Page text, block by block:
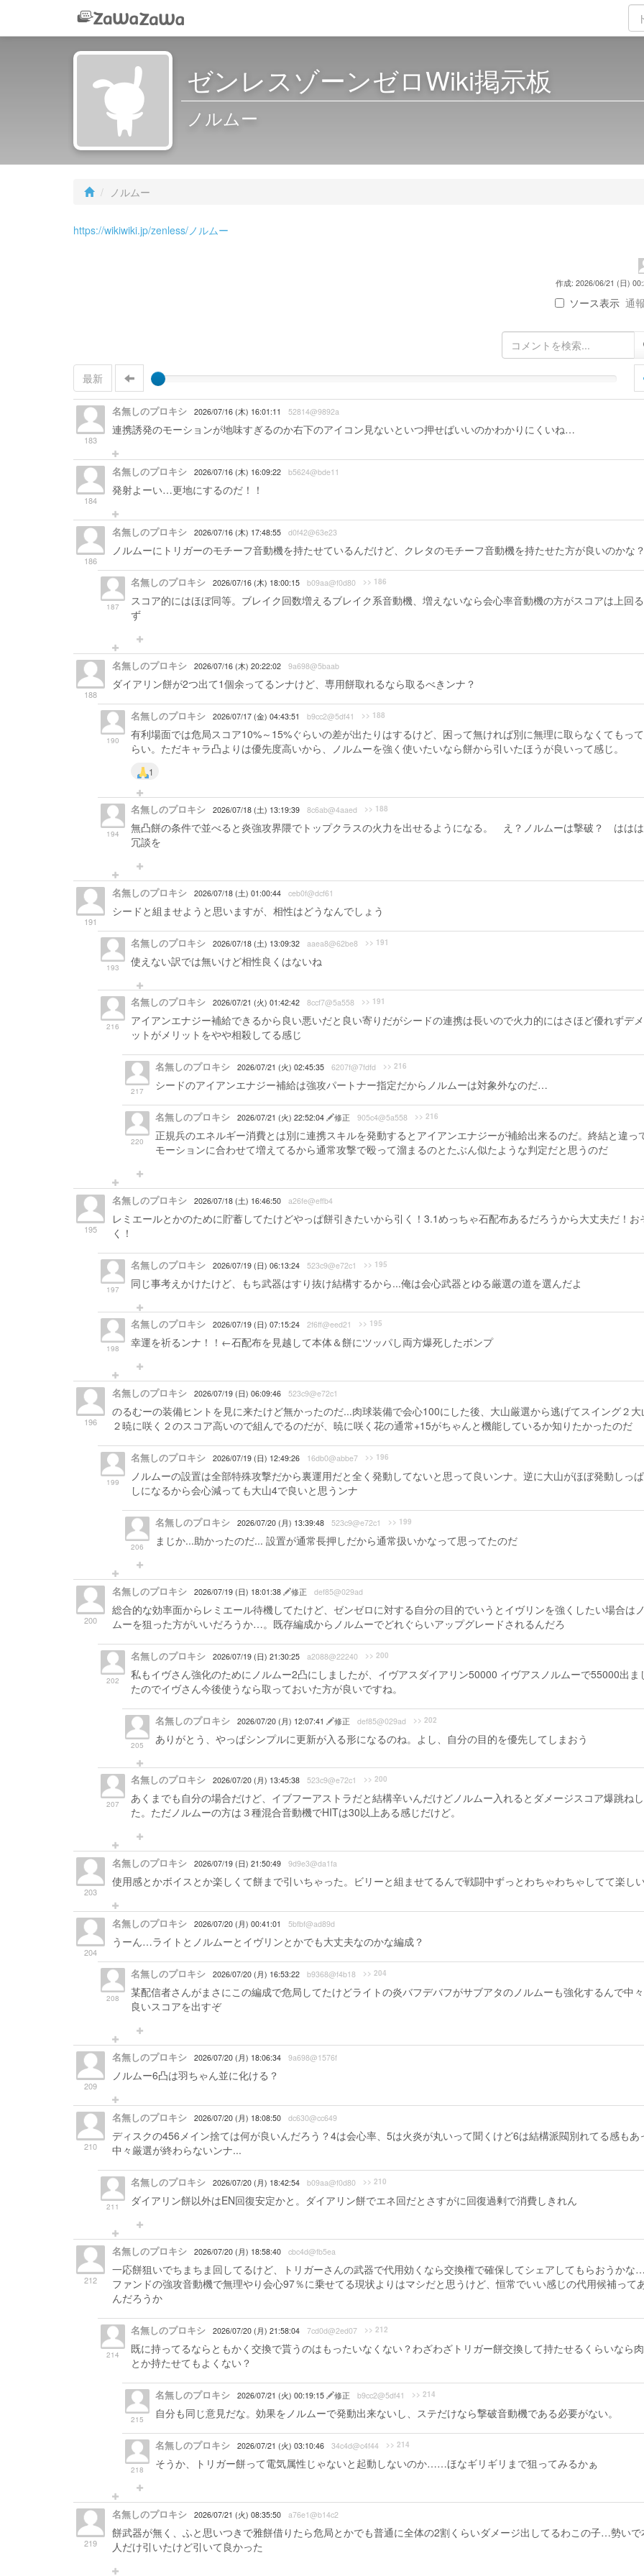
ゼンレスゾーンゼロWiki掲示板
ノルムー
ノルムー
https://wikiwiki.jp/zenless/ノルムー
作成: 2026/06/21 (日)
ソース表示 通
最新
183
名無しのプロキシ 2026/07/16 (木) 16:01:11 52814@9892a
連携誘発のモーションが地味すぎるのか右下のアイコン見ないといつ押せばいいのかわかりにくいね…
184
名無しのプロキシ 2026/07/16 (木) 16:09:22 b5624@bde11
発射よーい…更地にするのだ！！
186
名無しのプロキシ 2026/07/16 (木) 17:48:55 d0f42@63e23
ノルムーにトリガーのモチーフ音動機を持たせているんだけど、クレタのモチーフ音動機を持たせた方が良いのかな
187
名無しのプロキシ 2026/07/16 (木) 18:00:15 b09aa@f0d80 >> 186
スコア的にはほぼ同等。ブレイク回数増えるブレイク系音動機、増えないなら会心率音動機の方がスコアは上回
ず
188
名無しのプロキシ 2026/07/16 (木) 20:22:02 9a698@5baab
ダイアリン餅が2つ出て1個余ってるンナけど、専用餅取れるなら取るべきンナ？
190
名無しのプロキシ 2026/07/17 (金) 04:43:51 b9cc2@5df41 >> 188
有利場面では危局スコア10%～15%ぐらいの差が出たりはするけど、困って無ければ別に無理に取らなくてもっ
らい。ただキャラ凸よりは優先度高いから、ノルムーを強く使いたいなら餅から引いたほうが良いって感じ。
1
194
名無しのプロキシ 2026/07/18 (土) 13:19:39 8c6ab@4aaed >> 188
無凸餅の条件で並べると炎強攻界隈でトップクラスの火力を出せるようになる。 え？ノルムーは撃破？ はは
冗談を
191
名無しのプロキシ 2026/07/18 (土) 01:00:44 ceb0f@dcf61
シードと組ませようと思いますが、相性はどうなんでしょう
193
名無しのプロキシ 2026/07/18 (土) 13:09:32 aaea8@62be8 >> 191
使えない訳では無いけど相性良くはないね
216
名無しのプロキシ 2026/07/21 (火) 01:42:42 8ccf7@5a558 >> 191
アイアンエナジー補給できるから良い悪いだと良い寄りだがシードの連携は長いので火力的にはさほど優れずデ
ットがメリットをやや相殺してる感じ
217
名無しのプロキシ 2026/07/21 (火) 02:45:35 6207f@7fdfd >> 216
シードのアイアンエナジー補給は強攻パートナー指定だからノルムーは対象外なのだ…
220
名無しのプロキシ 2026/07/21 (火) 22:52:04 修正 905c4@5a558 >> 216
正規兵のエネルギー消費とは別に連携スキルを発動するとアイアンエナジーが補給出来るのだ。終結と違っ
モーションに合わせて増えてるから通常攻撃で殴って溜まるのとたぶん似たような判定だと思うのだ
195
名無しのプロキシ 2026/07/18 (土) 16:46:50 a26fe@effb4
レミエールとかのために貯蓄してたけどやっぱ餅引きたいから引く！3.1めっちゃ石配布あるだろうから大丈夫だ！お
く！
197
名無しのプロキシ 2026/07/19 (日) 06:13:24 523c9@e72c1 >> 195
同じ事考えかけたけど、もち武器はすり抜け結構するから...俺は会心武器とゆる厳選の道を選んだよ
198
名無しのプロキシ 2026/07/19 (日) 07:15:24 2f6ff@eed21 >> 195
幸運を祈るンナ！！←石配布を見越して本体＆餅にツッパし両方爆死したボンプ
196
名無しのプロキシ 2026/07/19 (日) 06:09:46 523c9@e72c1
のるむーの装備ヒントを見に来たけど無かったのだ...肉球装備で会心100にした後、大山厳選から逃げてスイング２大
２暁に咲く２のスコア高いので組んでるのだが、暁に咲く花の通常+15がちゃんと機能しているか知りたかったのだ
199
名無しのプロキシ 2026/07/19 (日) 12:49:26 16db0@abbe7 >> 196
ノルムーの設置は全部特殊攻撃だから裏運用だと全く発動してないと思って良いンナ。逆に大山がほぼ発動しっ
しになるから会心減っても大山4で良いと思うンナ
206
名無しのプロキシ 2026/07/20 (月) 13:39:48 523c9@e72c1 >> 199
まじか...助かったのだ... 設置が通常長押しだから通常扱いかなって思ってたのだ
200
名無しのプロキシ 2026/07/19 (日) 18:01:38 修正 def85@029ad
総合的な効率面からレミエール待機してたけど、ゼンゼロに対する自分の目的でいうとイヴリンを強くしたい場合は
ムーを狙った方がいいだろうか…。既存編成からノルムーでどれぐらいアップグレードされるんだろ
202
名無しのプロキシ 2026/07/19 (日) 21:30:25 a2088@22240 >> 200
私もイヴさん強化のためにノルムー2凸にしましたが、イヴアスダイアリン50000 イヴアスノルムーで55000出ま
たのでイヴさん今後使うなら取っておいた方が良いですね。
205
名無しのプロキシ 2026/07/20 (月) 12:07:41 修正 def85@029ad >> 202
ありがとう、やっぱシンプルに更新が入る形になるのね。よし、自分の目的を優先してしまおう
207
名無しのプロキシ 2026/07/20 (月) 13:45:38 523c9@e72c1 >> 200
あくまでも自分の場合だけど、イブフーアストラだと結構辛いんだけどノルムー入れるとダメージスコア爆跳ねし
た。ただノルムーの方は３種混合音動機でHITは30以上ある感じだけど。
203
名無しのプロキシ 2026/07/19 (日) 21:50:49 9d9e3@da1fa
使用感とかボイスとか楽しくて餅まで引いちゃった。ビリーと組ませてるんで戦闘中ずっとわちゃわちゃしてて楽し
204
名無しのプロキシ 2026/07/20 (月) 00:41:01 5bfbf@ad89d
うーん…ライトとノルムーとイヴリンとかでも大丈夫なのかな編成？
208
名無しのプロキシ 2026/07/20 (月) 16:53:22 b9368@f4b18 >> 204
某配信者さんがまさにこの編成で危局してたけどライトの炎バフデバフがサブアタのノルムーも強化するんで中
良いスコアを出すぞ
209
名無しのプロキシ 2026/07/20 (月) 18:06:34 9a698@1576f
ノルムー6凸は羽ちゃん並に化ける？
210
名無しのプロキシ 2026/07/20 (月) 18:08:50 dc630@cc649
ディスクの456メイン捨ては何が良いんだろう？4は会心率、5は火炎が丸いって聞くけど6は結構派閥別れてる感もあ
中々厳選が終わらないンナ...
211
名無しのプロキシ 2026/07/20 (月) 18:42:54 b09aa@f0d80 >> 210
ダイアリン餅以外はEN回復安定かと。ダイアリン餅でエネ回だとさすがに回復過剰で消費しきれん
212
名無しのプロキシ 2026/07/20 (月) 18:58:40 cbc4d@fb5ea
一応餅狙いでちまちま回してるけど、トリガーさんの武器で代用効くなら交換権で確保してシェアしてもらおうかな
ファンドの強攻音動機で無理やり会心97％に乗せてる現状よりはマシだと思うけど、恒常でいい感じの代用候補って
んだろうか
214
名無しのプロキシ 2026/07/20 (月) 21:58:04 7cd0d@2ed07 >> 212
既に持ってるならともかく交換で貰うのはもったいなくない？わざわざトリガー餅交換して持たせるくらいなら
とか持たせてもよくない？
215
名無しのプロキシ 2026/07/21 (火) 00:19:15 修正 b9cc2@5df41 >> 214
自分も同じ意見だな。効果をノルムーで発動出来ないし、ステだけなら撃破音動機である必要がない。
218
名無しのプロキシ 2026/07/21 (火) 03:10:46 34c4d@c4f44 >> 214
そうか、トリガー餅って電気属性じゃないと起動しないのか……ほなギリギリまで狙ってみるかぁ
219
名無しのプロキシ 2026/07/21 (火) 08:35:50 a76e1@b14c2
餅武器が無く、ふと思いつきで雅餅借りたら危局とかでも普通に全体の2割くらいダメージ出してるわこの子…勢いで
人だけ引いたけど引いて良かった